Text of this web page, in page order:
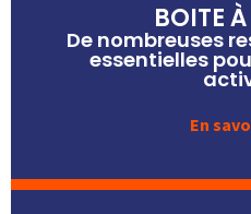
BOITE
De nombreuses
essentielles
En